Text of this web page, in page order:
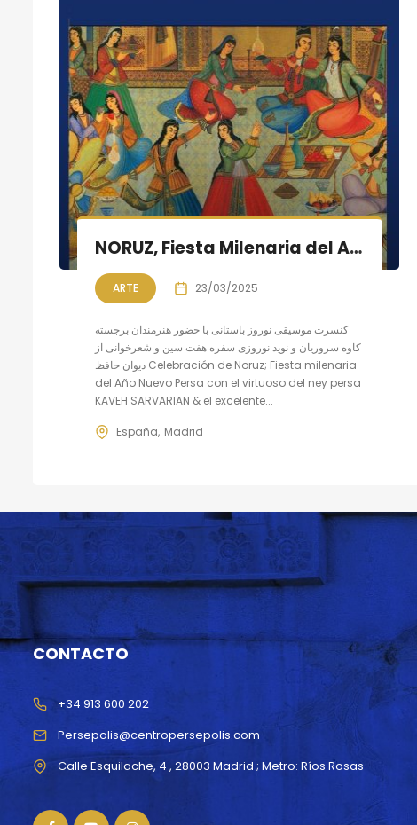
NORUZ, Fiesta Milenaria del Año Nuevo Persa
ARTE 23/03/2025
کنسرت موسیقی نوروز باستانی با حضور هنرمندان برجسته
کاوه سروریان و نوید نوروزی سفره هفت سین و شعرخوانی از
دیوان حافظ Celebración de Noruz; Fiesta milenaria
del Año Nuevo Persa con el virtuoso del ney persa
KAVEH SARVARIAN & el excelente...
España Madrid
CONTACTO
Persepolis@centropersepolis.com
+34 913 600 202